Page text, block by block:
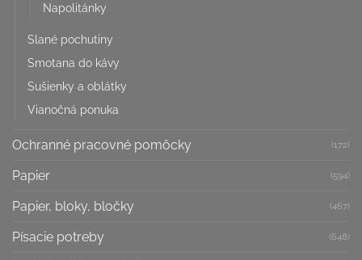
Napolitánky
Slané pochutiny
Smotana do kávy
Sušienky a oblátky
Vianočná ponuka
Ochranné pracovné pomôcky (172)
Papier (594)
Papier, bloky, bločky (467)
Písacie potreby (648)